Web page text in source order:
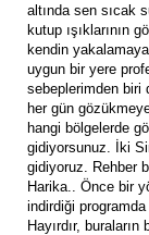
altında sen sıcak
kutup ışıklarının
kendin
uygun bir yere
sebeplerimden biri
her gün
hangi bölgelerde
gidiyorsunuz. İki
gidiyoruz. Rehber
Harika.. Önce bir
indirdiği
Hayırdır,